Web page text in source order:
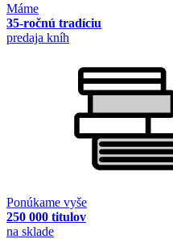
Máme
35-ročnú tradíciu
predaja kníh
Ponúkame vyše
250 000 titulov
na sklade